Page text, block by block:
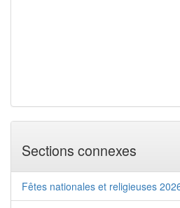
Sections connexes
Fêtes nationales et religieuses